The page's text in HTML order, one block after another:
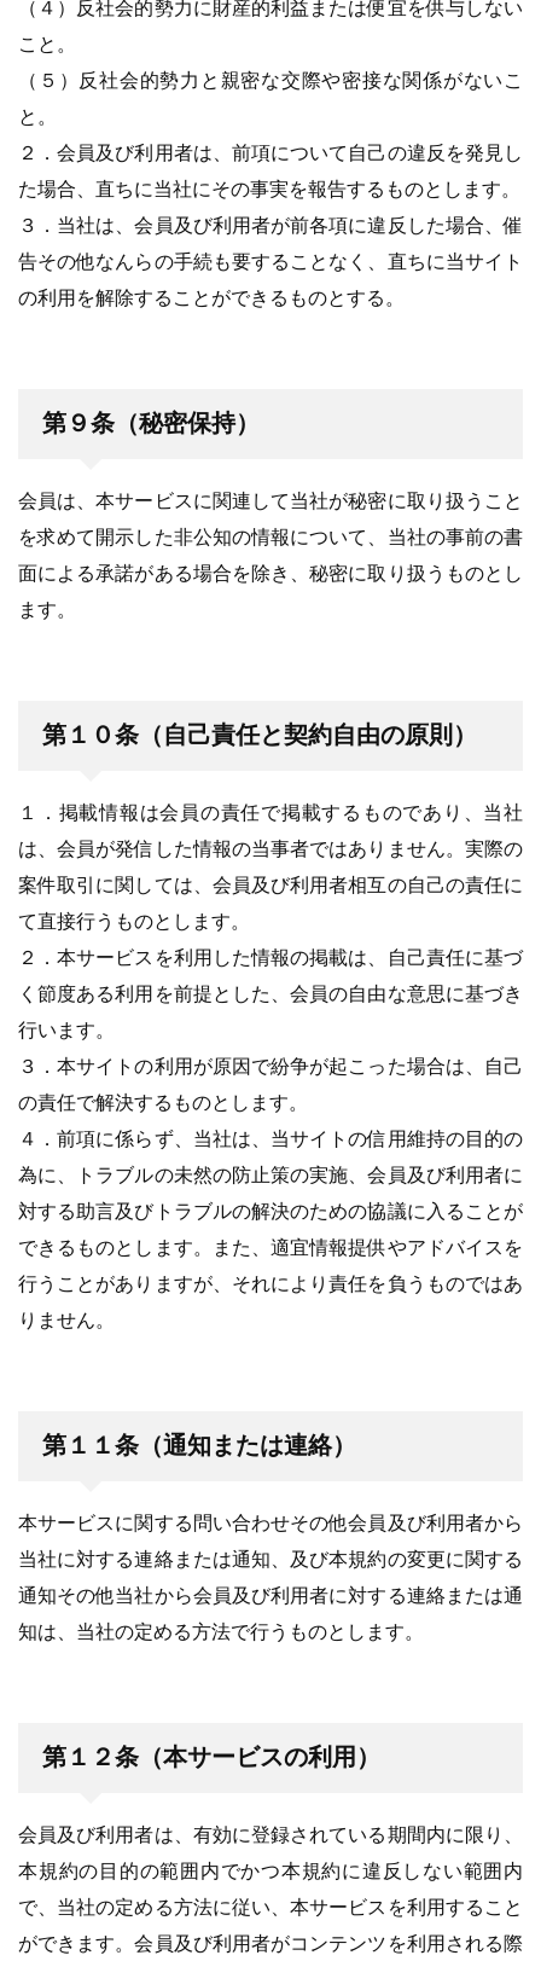
（４）反社会的勢力に財産的利益または便宜を供与しない
こと。
（５）反社会的勢力と親密な交際や密接な関係がないこ
と。
２．会員及び利用者は、前項について自己の違反を発見し
た場合、直ちに当社にその事実を報告するものとします。
３．当社は、会員及び利用者が前各項に違反した場合、催
告その他なんらの手続も要することなく、直ちに当サイト
の利用を解除することができるものとする。
第９条（秘密保持）
会員は、本サービスに関連して当社が秘密に取り扱うこと
を求めて開示した非公知の情報について、当社の事前の書
面による承諾がある場合を除き、秘密に取り扱うものとし
ます。
第１０条（自己責任と契約自由の原則）
１．掲載情報は会員の責任で掲載するものであり、当社
は、会員が発信した情報の当事者ではありません。実際の
案件取引に関しては、会員及び利用者相互の自己の責任に
て直接行うものとします。
２．本サービスを利用した情報の掲載は、自己責任に基づ
く節度ある利用を前提とした、会員の自由な意思に基づき
行います。
３．本サイトの利用が原因で紛争が起こった場合は、自己
の責任で解決するものとします。
４．前項に係らず、当社は、当サイトの信用維持の目的の
為に、トラブルの未然の防止策の実施、会員及び利用者に
対する助言及びトラブルの解決のための協議に入ることが
できるものとします。また、適宜情報提供やアドバイスを
行うことがありますが、それにより責任を負うものではあ
りません。
第１１条（通知または連絡）
本サービスに関する問い合わせその他会員及び利用者から
当社に対する連絡または通知、及び本規約の変更に関する
通知その他当社から会員及び利用者に対する連絡または通
知は、当社の定める方法で行うものとします。
第１２条（本サービスの利用）
会員及び利用者は、有効に登録されている期間内に限り、
本規約の目的の範囲内でかつ本規約に違反しない範囲内
で、当社の定める方法に従い、本サービスを利用すること
ができます。会員及び利用者がコンテンツを利用される際